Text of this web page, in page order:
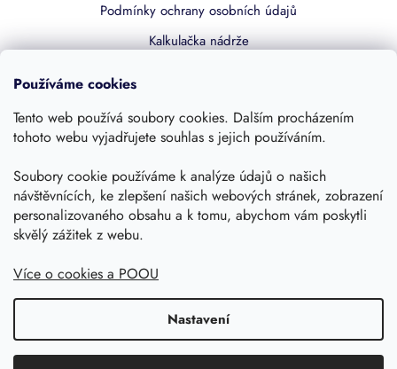
Používáme cookies
Tento web používá soubory cookies. Dalším procházením
tohoto webu vyjadřujete souhlas s jejich používáním.
Soubory cookie používáme k analýze údajů o našich
návštěvnících, ke zlepšení našich webových stránek, zobrazení
personalizovaného obsahu a k tomu, abychom vám poskytli
skvělý zážitek z webu.
Více o cookies a POOU
Nastavení
Podmínky ochrany osobních údajů
Kalkulačka nádrže
Kontakty
Sledujte nás
Copyright 2026, Dešťovka.eu Shoptet